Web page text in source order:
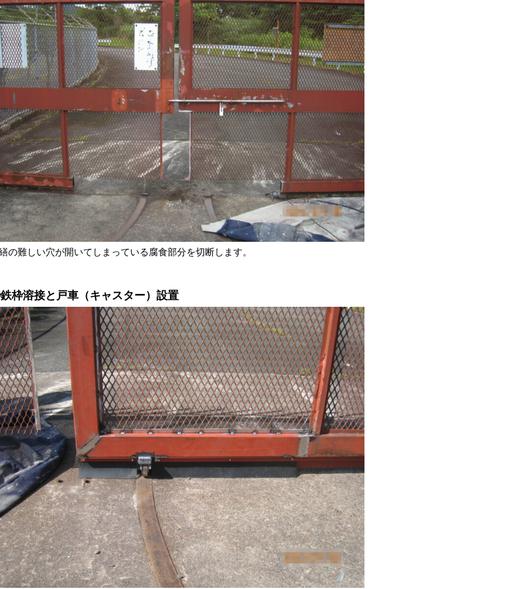
の難しい穴が開いてしまっている腐食部分を切断します。
枠溶接と戸車（キャスター）設置